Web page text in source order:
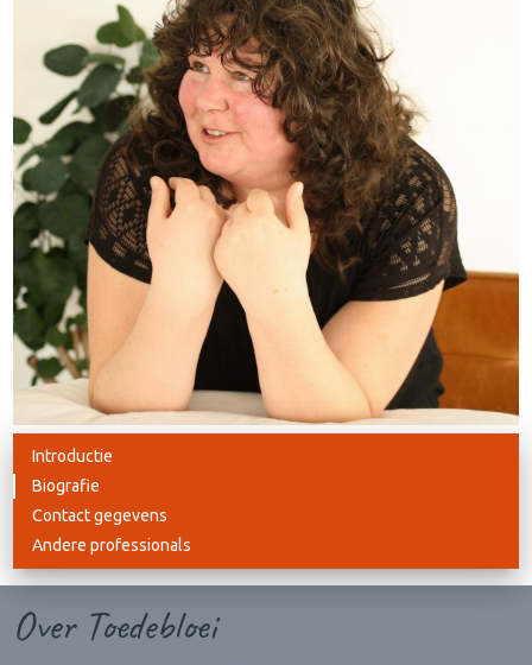
Introductie
Biografie
Contact gegevens
Andere professionals
Over Toedebloei